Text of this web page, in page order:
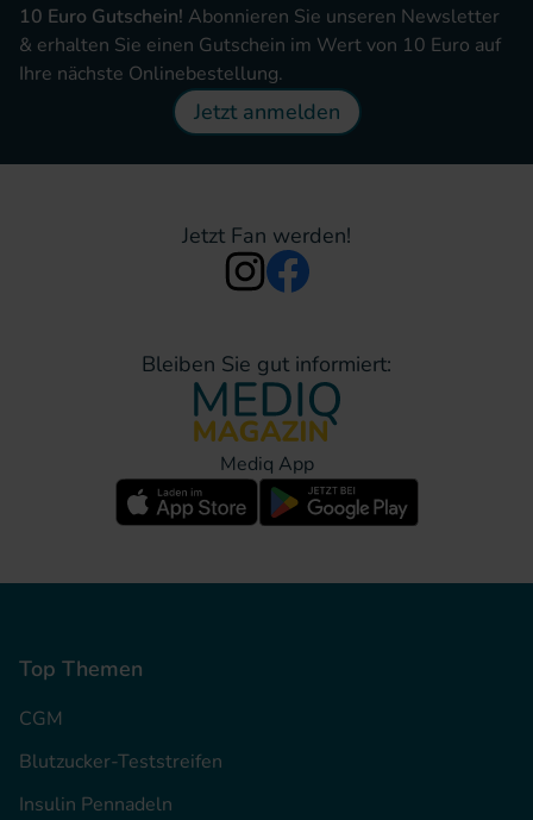
10 Euro Gutschein! Abonnieren Sie unseren Newsletter
& erhalten Sie einen Gutschein im Wert von 10 Euro auf
Ihre nächste Onlinebestellung.
Jetzt anmelden
Jetzt Fan werden!
Bleiben Sie gut informiert:
Mediq App
Top Themen
CGM
Blutzucker-Teststreifen
Insulin Pennadeln